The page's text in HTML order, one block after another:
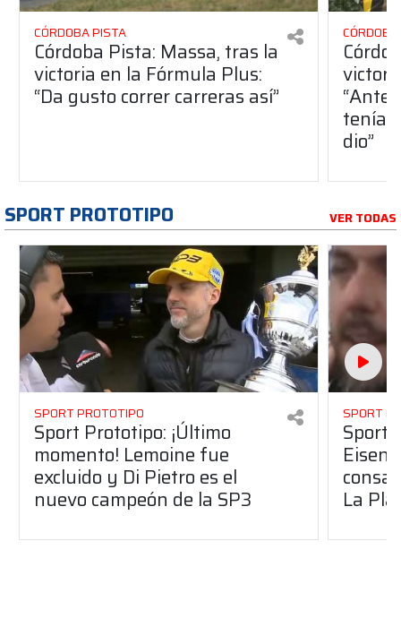
CÓRDOBA PISTA
Córdoba Pista: Massa, tras la
victoria en la Fórmula Plus:
“Da gusto correr carreras así”
dio”
SPORT PROTOTIPO VER TODAS
SPORT PROTOTIPO
Sport Prototipo: ¡Último
momento! Lemoine fue
excluido y Di Pietro es el
nuevo campeón de la SP3
SPORT
Sport
La